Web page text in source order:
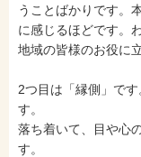
うことばかりです。
に感じるほどです。
地域の皆様のお役に
2つ目は「縁側」で
す。
落ち着いて、目や心
す。